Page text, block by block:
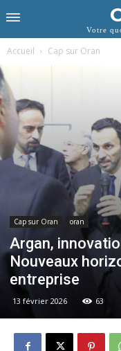
Votre
Accueil Cap sur Oran
Cap sur Oran oran
Argan,
Nouveaux
entreprise
13 février 2026 63